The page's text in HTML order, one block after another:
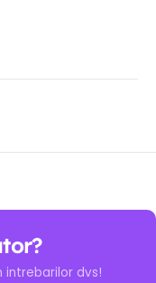
intrebarilor dvs!